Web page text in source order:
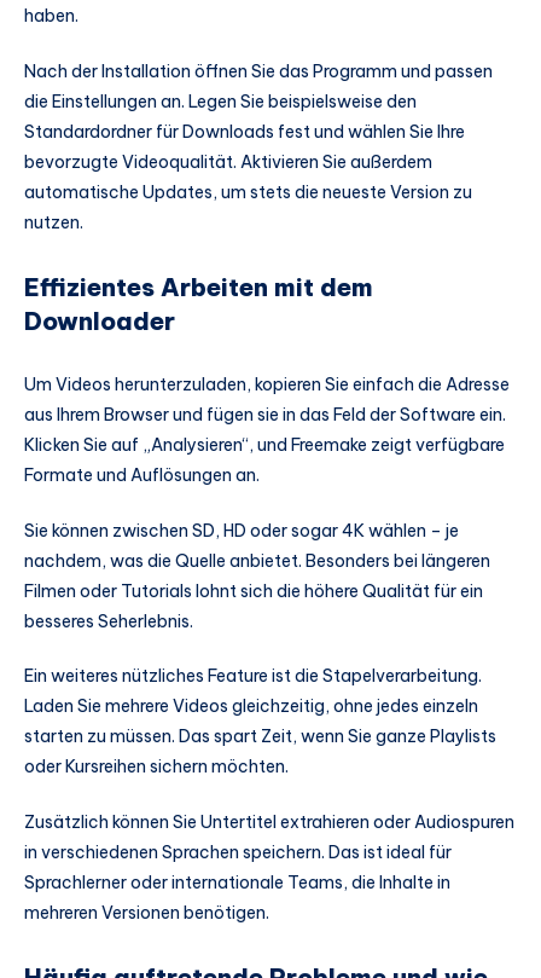
haben.
Nach der Installation öffnen Sie das Programm und passen
die Einstellungen an. Legen Sie beispielsweise den
Standardordner für Downloads fest und wählen Sie Ihre
bevorzugte Videoqualität. Aktivieren Sie außerdem
automatische Updates, um stets die neueste Version zu
nutzen.
Effizientes Arbeiten mit dem
Downloader
Um Videos herunterzuladen, kopieren Sie einfach die Adresse
aus Ihrem Browser und fügen sie in das Feld der Software ein.
Klicken Sie auf „Analysieren“, und Freemake zeigt verfügbare
Formate und Auflösungen an.
Sie können zwischen SD, HD oder sogar 4K wählen – je
nachdem, was die Quelle anbietet. Besonders bei längeren
Filmen oder Tutorials lohnt sich die höhere Qualität für ein
besseres Seherlebnis.
Ein weiteres nützliches Feature ist die Stapelverarbeitung.
Laden Sie mehrere Videos gleichzeitig, ohne jedes einzeln
starten zu müssen. Das spart Zeit, wenn Sie ganze Playlists
oder Kursreihen sichern möchten.
Zusätzlich können Sie Untertitel extrahieren oder Audiospuren
in verschiedenen Sprachen speichern. Das ist ideal für
Sprachlerner oder internationale Teams, die Inhalte in
mehreren Versionen benötigen.